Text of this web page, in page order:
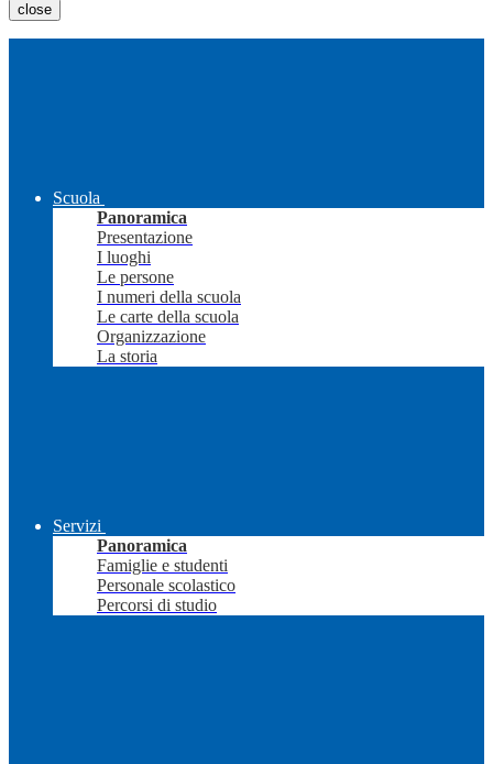
close
Scuola
Panoramica
Presentazione
I luoghi
Le persone
I numeri della scuola
Le carte della scuola
Organizzazione
La storia
Servizi
Panoramica
Famiglie e studenti
Personale scolastico
Percorsi di studio